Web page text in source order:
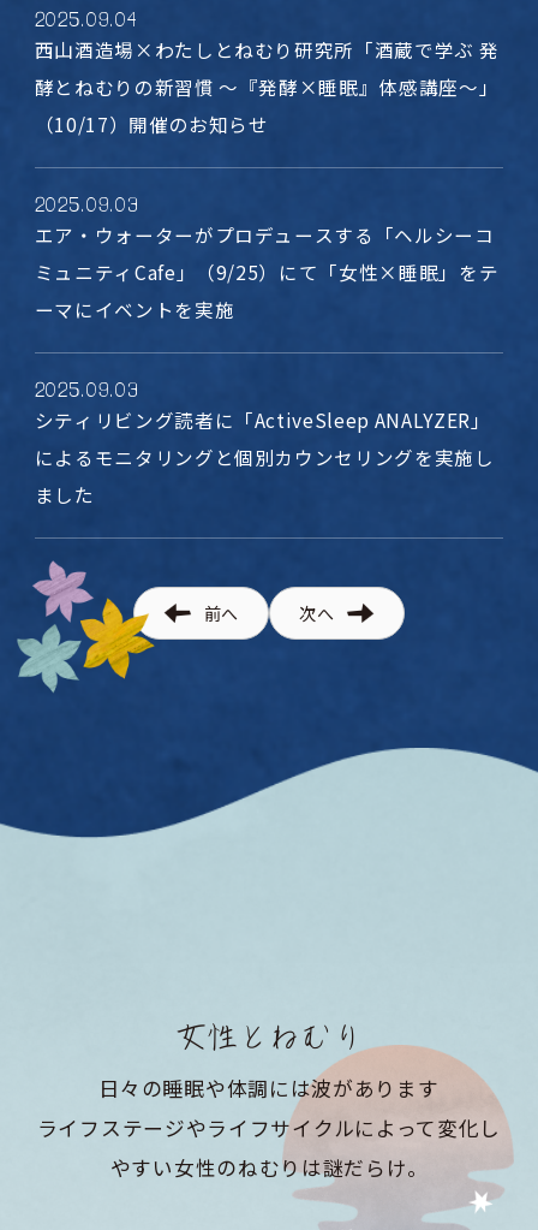
2025.09.04
西山酒造場×わたしとねむり研究所「酒蔵で学ぶ 発
酵とねむりの新習慣 〜『発酵×睡眠』体感講座〜」
（10/17）開催のお知らせ
2025.09.03
エア・ウォーターがプロデュースする「ヘルシーコ
ミュニティCafe」（9/25）にて「女性×睡眠」をテ
ーマにイベントを実施
2025.09.03
シティリビング読者に「ActiveSleep ANALYZER」
によるモニタリングと個別カウンセリングを実施し
ました
前へ 次へ
女性とねむり
日々の睡眠や体調には波があります
ライフステージやライフサイクルによって変化し
やすい女性のねむりは謎だらけ。